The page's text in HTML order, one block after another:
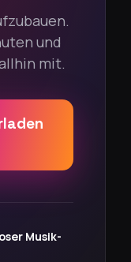
und
mit.
Musik-